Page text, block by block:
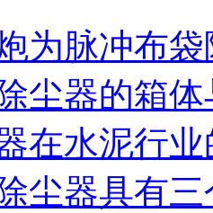
为脉冲布
尘器的箱
在水泥行
尘器具有